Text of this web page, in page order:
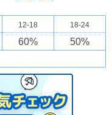
12-18 18-24
60% 50%